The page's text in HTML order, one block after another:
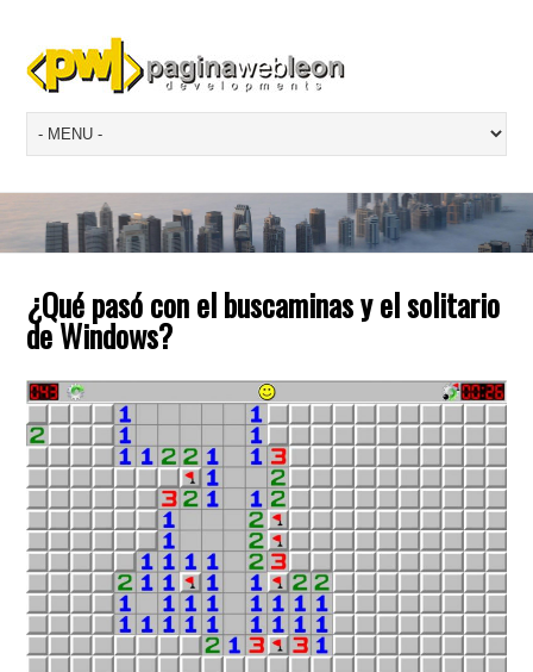
¿Qué pasó con el buscaminas y el solitario
de Windows?